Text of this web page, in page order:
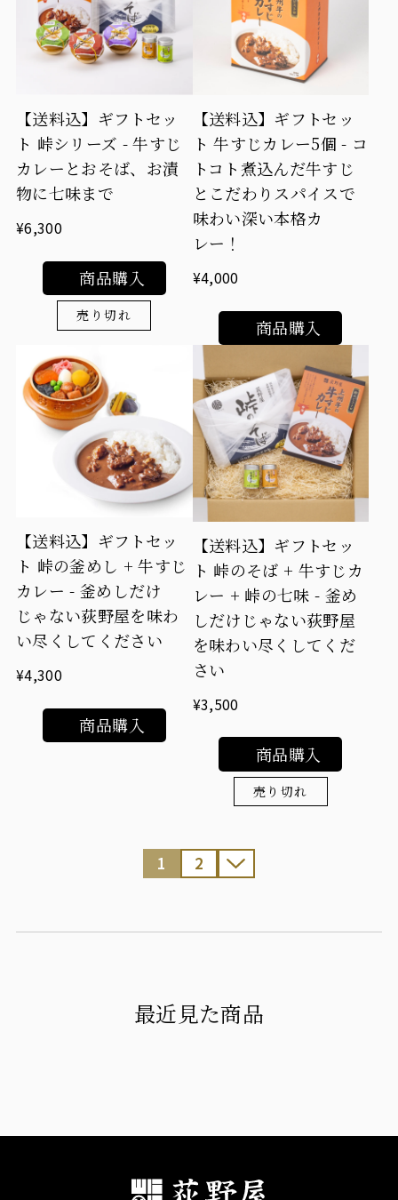
【送料込】ギフトセッ
ト 峠シリーズ - 牛すじ
カレーとおそば、お漬
物に七味まで
¥6,300
商品購入
売り切れ
【送料込】ギフトセッ
ト 牛すじカレー5個 - コ
トコト煮込んだ牛すじ
とこだわりスパイスで
味わい深い本格カ
レー！
¥4,000
商品購入
【送料込】ギフトセッ
ト 峠の釜めし + 牛すじ
カレー - 釜めしだけ
じゃない荻野屋を味わ
い尽くしてください
¥4,300
商品購入
【送料込】ギフトセッ
ト 峠のそば + 牛すじカ
レー + 峠の七味 - 釜め
しだけじゃない荻野屋
を味わい尽くしてくだ
さい
¥3,500
商品購入
売り切れ
1 2
最近見た商品